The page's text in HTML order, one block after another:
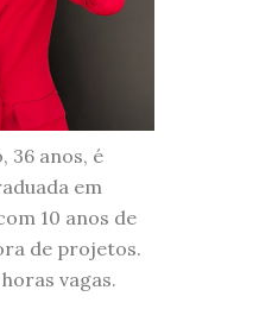
36 anos, é
em
10 anos de
de projetos.
vagas.